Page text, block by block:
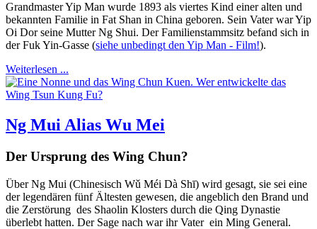
Grandmaster Yip Man wurde 1893 als viertes Kind einer alten und
bekannten Familie in Fat Shan in China geboren. Sein Vater war Yip
Oi Dor seine Mutter Ng Shui. Der Familienstammsitz befand sich in
der Fuk Yin-Gasse (siehe unbedingt den Yip Man - Film!).
Weiterlesen ...
Ng Mui Alias Wu Mei
Der Ursprung des Wing Chun?
Über Ng Mui (Chinesisch Wǔ Méi Dà Shī) wird gesagt, sie sei eine
der legendären fünf Ältesten gewesen, die angeblich den Brand und
die Zerstörung des Shaolin Klosters durch die Qing Dynastie
überlebt hatten. Der Sage nach war ihr Vater ein Ming General.